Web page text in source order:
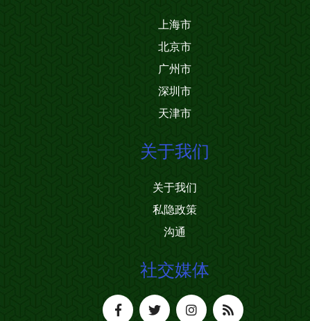
上海市
北京市
广州市
深圳市
天津市
关于我们
关于我们
私隐政策
沟通
社交媒体